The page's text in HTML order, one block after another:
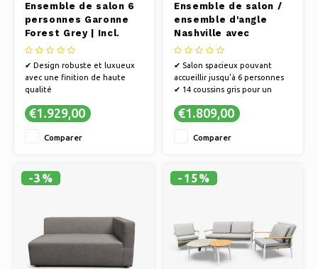
Ensemble de salon 6
personnes Garonne
Forest Grey | Incl.
tableau
✔ Design robuste et luxueux
avec une finition de haute
qualité
personnes
entretien
✔ Plastique de haute qualité
(couleurs inaltérables,
€1.929,00
Comparer
Ensemble de salon /
ensemble d'angle
Nashville avec
tabouret
✔ Salon spacieux pouvant
accueillir jusqu'à 6 personnes
✔ 14 coussins gris pour un
ultimes
haute qualité avec un cadre
€1.809,00
Comparer
-3% -15%